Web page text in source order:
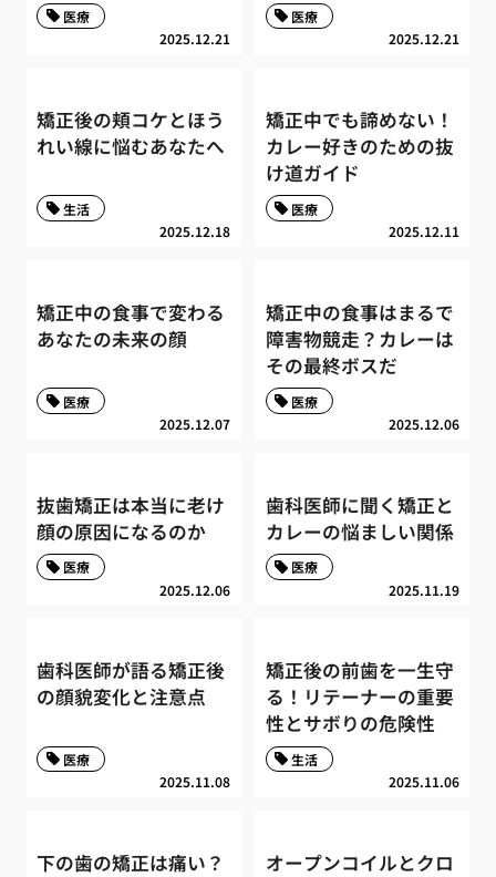
2025.12.21
医療
2025.12.21
医療
矯正後の頬コケとほう
れい線に悩むあなたへ
2025.12.18
生活
矯正中でも諦めない！
カレー好きのための抜
け道ガイド
2025.12.11
医療
矯正中の食事で変わる
あなたの未来の顔
2025.12.07
医療
矯正中の食事はまるで
障害物競走？カレーは
その最終ボスだ
2025.12.06
医療
抜歯矯正は本当に老け
顔の原因になるのか
2025.12.06
医療
歯科医師に聞く矯正と
カレーの悩ましい関係
2025.11.19
医療
歯科医師が語る矯正後
の顔貌変化と注意点
2025.11.08
医療
矯正後の前歯を一生守
る！リテーナーの重要
性とサボりの危険性
2025.11.06
生活
下の歯の矯正は痛い？
オープンコイルとクロ